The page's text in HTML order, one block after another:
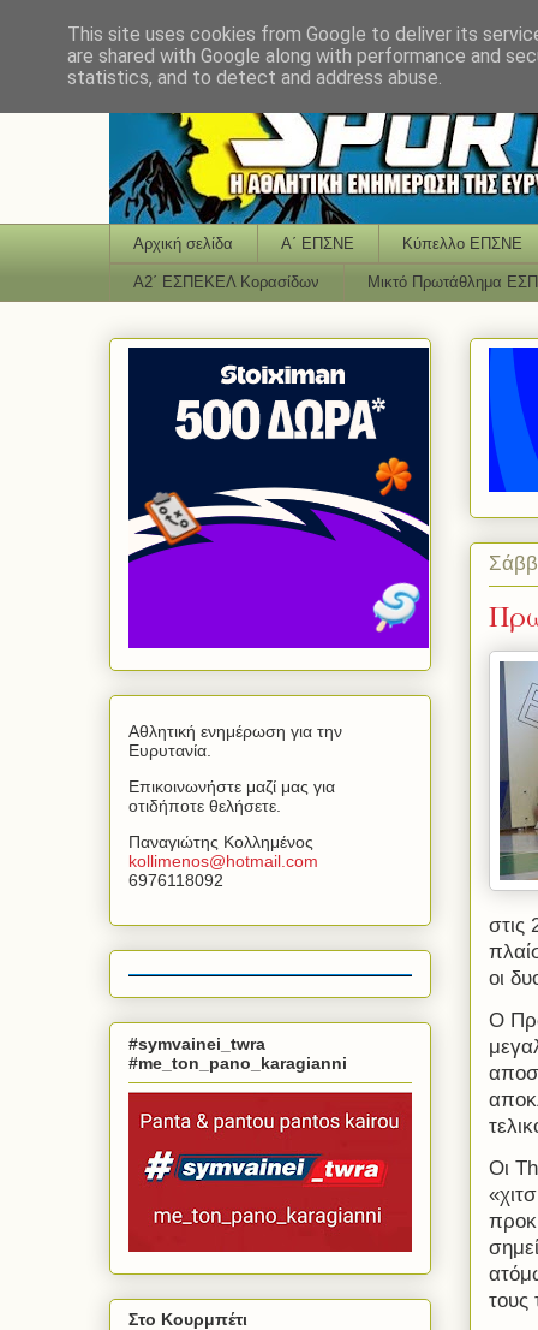
Αρχική σελίδα Α΄ ΕΠΣΝΕ Κύπελλο ΕΠΣΝΕ
Α2΄ ΕΣΠΕΚΕΛ Κορασίδων Μικτό Πρωτάθλημα
στις
οι
Ο
Οι
τους
Αθλητική ενημέρωση για την
Ευρυτανία.
Επικοινωνήστε μαζί μας για
οτιδήποτε θελήσετε.
Παναγιώτης Κολλημένος
kollimenos@hotmail com
6976118092
#symvainei_twra
#me_ton_pano_karagianni
Στο Κουρμπέτι
This site uses cookies from Google to deliver its
are shared with Google along with performance and
statistics, and to detect and address abuse.